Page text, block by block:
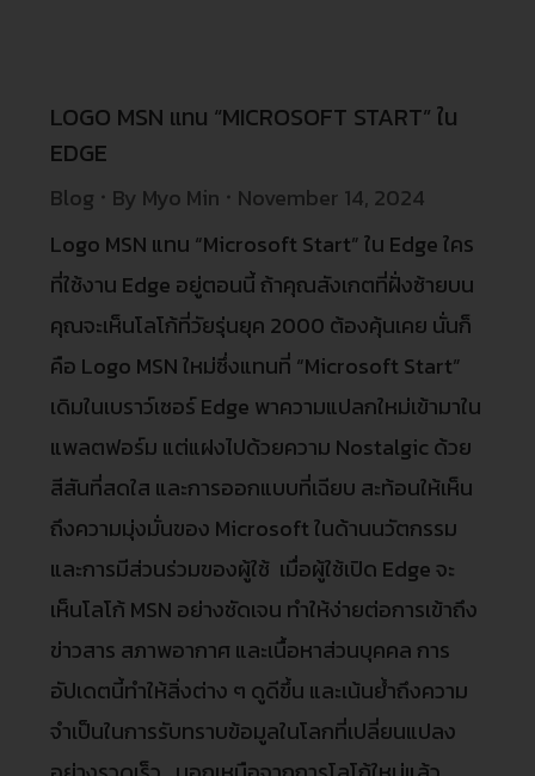
LOGO MSN แทน “MICROSOFT START” ใน
EDGE
Blog By Myo Min
November 14, 2024
Logo MSN แทน “Microsoft Start” ใน Edge ใคร
ที่ใช้งาน Edge อยู่ตอนนี้ ถ้าคุณสังเกตที่ฝั่งซ้ายบน
คุณจะเห็นโลโก้ที่วัยรุ่นยุค 2000 ต้องคุ้นเคย นั่นก็
คือ Logo MSN ใหม่ซึ่งแทนที่ “Microsoft Start”
เดิมในเบราว์เซอร์ Edge พาความแปลกใหม่เข้ามาใน
แพลตฟอร์ม แต่แฝงไปด้วยความ Nostalgic ด้วย
สีสันที่สดใส และการออกแบบที่เฉียบ สะท้อนให้เห็น
ถึงความมุ่งมั่นของ Microsoft ในด้านนวัตกรรม
และการมีส่วนร่วมของผู้ใช้ เมื่อผู้ใช้เปิด Edge จะ
เห็นโลโก้ MSN อย่างชัดเจน ทําให้ง่ายต่อการเข้าถึง
ข่าวสาร สภาพอากาศ และเนื้อหาส่วนบุคคล การ
อัปเดตนี้ทําให้สิ่งต่าง ๆ ดูดีขึ้น และเน้นย้ําถึงความ
จําเป็นในการรับทราบข้อมูลในโลกที่เปลี่ยนแปลง